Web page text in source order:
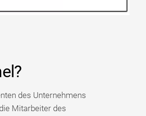
des Unternehmens
Mitarbeiter des